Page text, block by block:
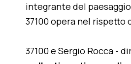
integrante del
37100 opera nel
37100 e Sergio Rocca -